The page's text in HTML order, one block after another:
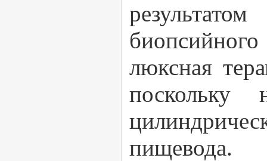
люксная
поскольку
пищевода.